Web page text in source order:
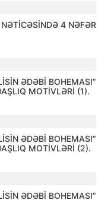
4 NƏFƏR
ƏDƏBİ BOHEMASI”
MOTİVLƏRİ (1).
ƏDƏBİ BOHEMASI”
MOTİVLƏRİ (2).
ƏDƏBİ BOHEMASI”